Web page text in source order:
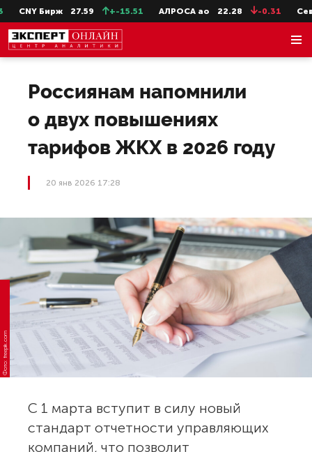
CNY Бирж 27.59 +-15.51 АЛРОСА ао 22.28 -0.31
Россиянам напомнили
о двух повышениях
тарифов ЖКХ в 2026 году
20 янв 2026 17:28
Фото: freepik.com
С 1 марта вступит в силу новый
стандарт отчетности управляющих
компаний, что позволит